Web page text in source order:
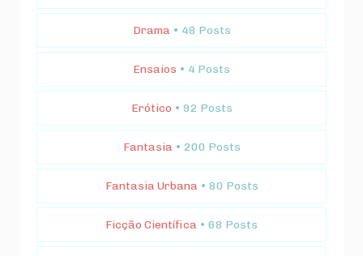
Drama • 48 Posts
Ensaios • 4 Posts
Erótico • 92 Posts
Fantasia • 200 Posts
Fantasia Urbana • 80 Posts
Ficção Científica • 68 Posts